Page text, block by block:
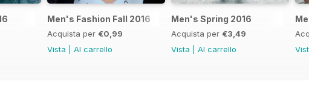
Men's Fashion Fall 2016
Acquista per €0,99
Vista
Al carrello
Men's Spring 2016
Acquista per €3,49
Vista
Al carrello